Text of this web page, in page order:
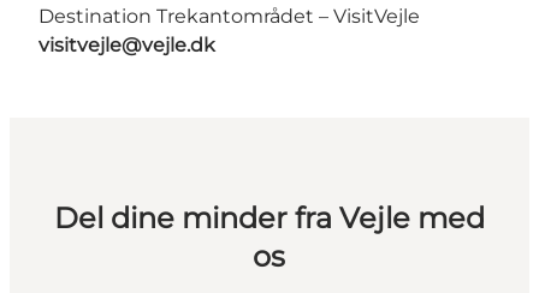
Destination Trekantområdet – VisitVejle
visitvejle@vejle.dk
Del dine minder fra Vejle med
os